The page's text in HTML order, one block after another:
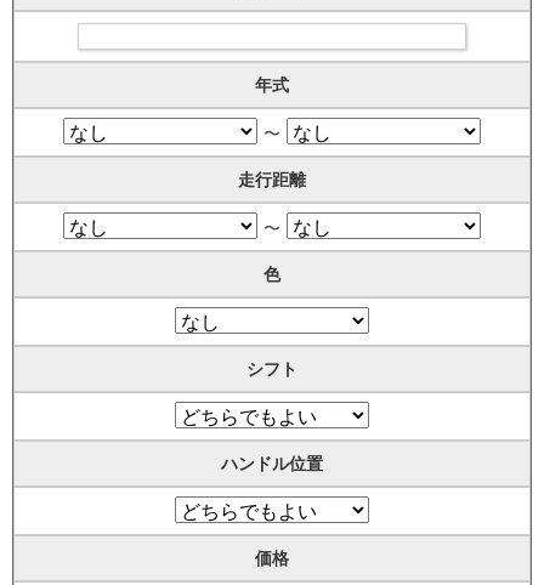
年式
〜
走行距離
〜
色
シフト
ハンドル位置
価格